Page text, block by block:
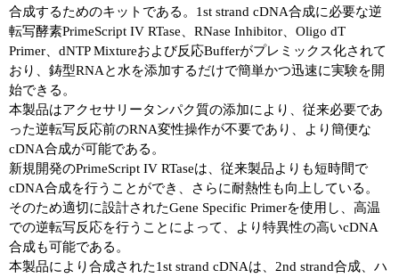
合成するためのキットである。1st strand cDNA合成に必要な逆
転写酵素PrimeScript IV RTase、RNase Inhibitor、Oligo dT
Primer、dNTP Mixtureおよび反応Bufferがプレミックス化されて
おり、鋳型RNAと水を添加するだけで簡単かつ迅速に実験を開
始できる。
本製品はアクセサリータンパク質の添加により、従来必要であ
った逆転写反応前のRNA変性操作が不要であり、より簡便な
cDNA合成が可能である。
新規開発のPrimeScript IV RTaseは、従来製品よりも短時間で
cDNA合成を行うことができ、さらに耐熱性も向上している。
そのため適切に設計されたGene Specific Primerを使用し、高温
での逆転写反応を行うことによって、より特異性の高いcDNA
合成も可能である。
本製品により合成された1st strand cDNAは、2nd strand合成、ハ